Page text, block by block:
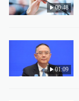
00:48
01:09